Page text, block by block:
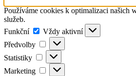
Používáme cookies k optimalizaci našich
služeb.
Funkční
Funkční
Vždy aktivní
Předvolby
Předvolby
Statistiky Statistiky
Marketing Marketing